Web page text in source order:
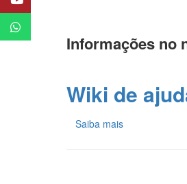
Informações no
Wiki de
Saiba mais